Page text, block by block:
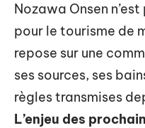
Nozawa Onsen
pour le tourisme de
repose sur une
ses sources, ses
règles transmises
L’enjeu des